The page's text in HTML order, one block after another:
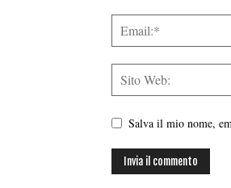
Salva il mio nome,